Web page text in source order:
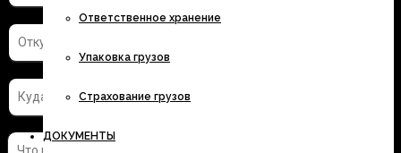
Ответственное хранение
Упаковка грузов
Страхование грузов
ДОКУМЕНТЫ